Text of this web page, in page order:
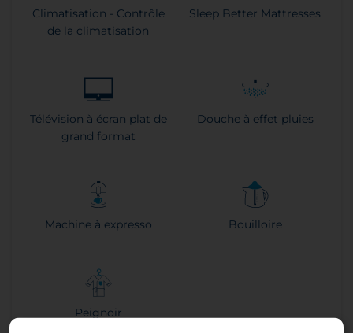
Climatisation - Contrôle
de la climatisation
Sleep Better Mattresses
Télévision à écran plat de
grand format
Douche à effet pluies
Machine à expresso Bouilloire
Peignoir